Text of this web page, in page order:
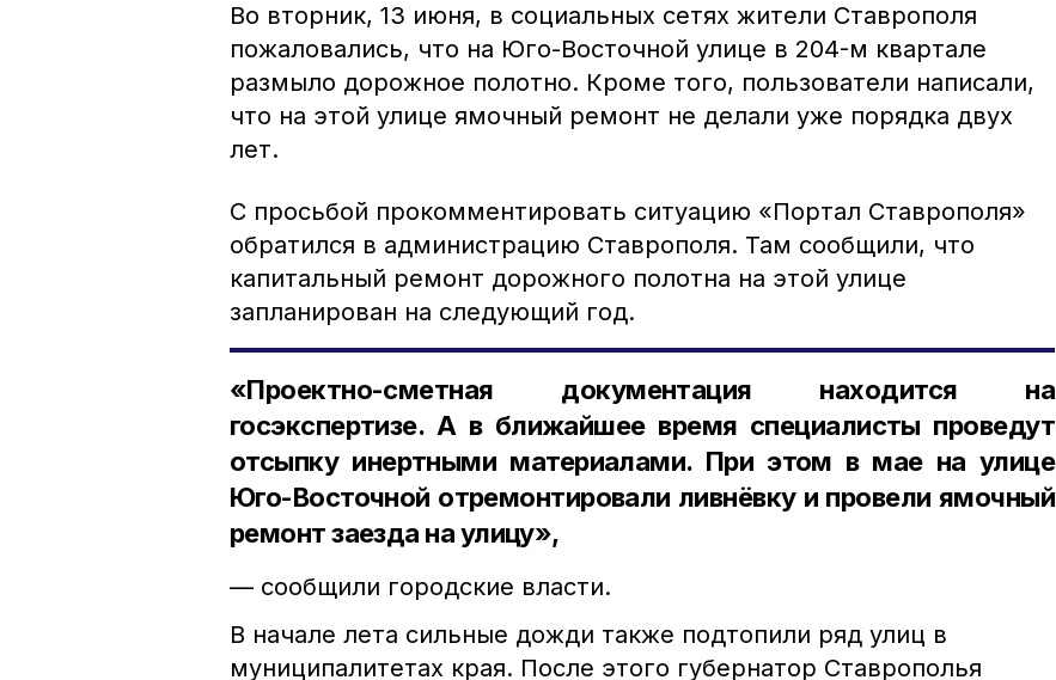
Во вторник, 13 июня, в социальных сетях жители Ставрополя
пожаловались, что на Юго-Восточной улице в 204-м квартале
размыло дорожное полотно. Кроме того, пользователи написали,
что на этой улице ямочный ремонт не делали уже порядка двух
лет.
С просьбой прокомментировать ситуацию «Портал Ставрополя»
обратился в администрацию Ставрополя. Там сообщили, что
капитальный ремонт дорожного полотна на этой улице
запланирован на следующий год.
«Проектно-сметная документация находится на
госэкспертизе. А в ближайшее время специалисты проведут
отсыпку инертными материалами. При этом в мае на улице
Юго-Восточной отремонтировали ливнёвку и провели ямочный
ремонт заезда на улицу»,
— сообщили городские власти.
В начале лета сильные дожди также подтопили ряд улиц в
муниципалитетах края. После этого губернатор Ставрополья